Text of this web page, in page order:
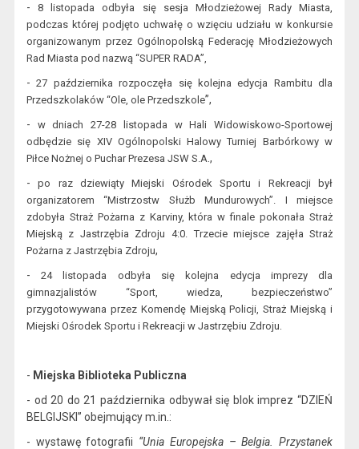
-8 listopada odbyła się sesja Młodzieżowej Rady Miasta,
podczas której podjęto uchwałę o wzięciu udziału w konkursie
organizowanym przez Ogólnopolską Federację Młodzieżowych
Rad Miasta pod nazwą “SUPER RADA”,
-27 października rozpoczęła się kolejna edycja Rambitu dla
Przedszkolaków “Ole, ole Przedszkole”,
- w dniach 27-28 listopada w Hali Widowiskowo-Sportowej
odbędzie się XIV Ogólnopolski Halowy Turniej Barbórkowy w
Piłce Nożnej o Puchar Prezesa JSW S.A .,
-po raz dziewiąty Miejski Ośrodek Sportu i Rekreacji był
organizatorem “Mistrzostw Służb Mundurowych”. I miejsce
zdobyła Straż Pożarna z Karviny, która w finale pokonała Straż
Miejską z Jastrzębia Zdroju 4:0. Trzecie miejsce zajęła Straż
Pożarna z Jastrzębia Zdroju,
-24 listopada odbyła się kolejna edycja imprezy dla
gimnazjalistów “Sport, wiedza, bezpieczeństwo”
przygotowywana przez Komendę Miejską Policji, Straż Miejską i
Miejski Ośrodek Sportu i Rekreacji w Jastrzębiu Zdroju
- Miejska Biblioteka Publiczna
- od 20 do 21 października odbywał się blok imprez “DZIEŃ
BELGIJSKI” obejmujący m.in.:
- wystawęfotografii “Unia Europejska – Belgia. Przystanek